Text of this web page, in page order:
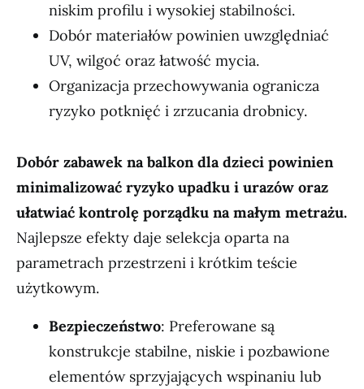
niskim profilu i wysokiej stabilności.
Dobór materiałów powinien uwzględniać
UV, wilgoć oraz łatwość mycia.
Organizacja przechowywania ogranicza
ryzyko potknięć i zrzucania drobnicy.
Dobór zabawek na balkon dla dzieci powinien
minimalizować ryzyko upadku i urazów oraz
ułatwiać kontrolę porządku na małym metrażu.
Najlepsze efekty daje selekcja oparta na
parametrach przestrzeni i krótkim teście
użytkowym.
Bezpieczeństwo: Preferowane są
konstrukcje stabilne, niskie i pozbawione
elementów sprzyjających wspinaniu lub